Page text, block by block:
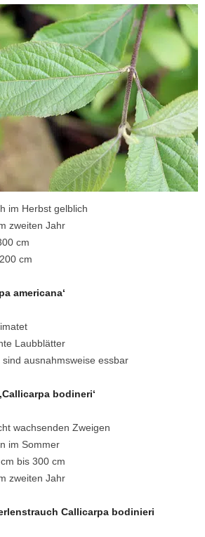
im Herbst gelblich
zweiten Jahr
cm
cm
americana‘
Laubblätter
ausnahmsweise essbar
bodineri‘
wachsenden Zweigen
im Sommer
bis 300 cm
zweiten Jahr
Callicarpa bodinieri